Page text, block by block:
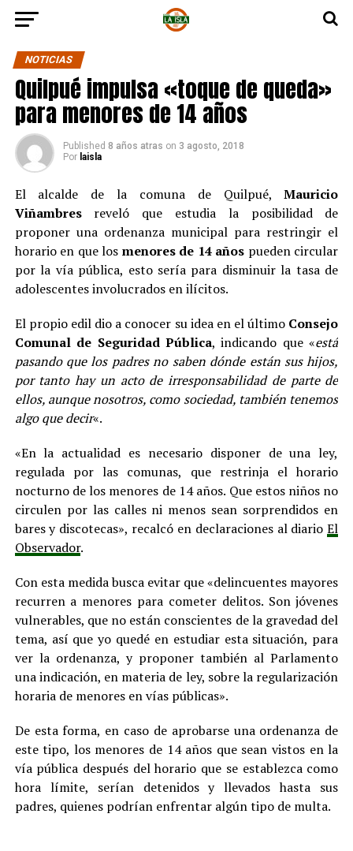
NOTICIAS
Quilpué impulsa «toque de queda»
para menores de 14 años
Published 8 años atras on 3 agosto, 2018
Por laisla
El alcalde de la comuna de Quilpué,Mauricio
Viñambresreveló que estudia la posibilidad de
proponer una ordenanza municipal para restringir el
horario en que los menores de 14 años pueden circular
por la vía pública, esto sería para disminuir la tasa de
adolescentes involucrados en ilícitos.
El propio edil dio a conocer su idea en el último Consejo
Comunal de Seguridad Pública, indicando que «está
pasando que los padres no saben dónde están sus hijos,
por tanto hay un acto de irresponsabilidad de parte de
ellos, aunque nosotros, como sociedad, también tenemos
algo que decir«.
«En la actualidad es necesario disponer de una ley,
regulada por las comunas, que restrinja el horario
nocturno de los menores de 14 años. Que estos niños no
circulen por las calles ni menos sean sorprendidos en
bares y discotecas», recalcó en declaraciones al diarioEl
Observador.
Con esta medida busca evitar que «delincuentes mayores
recurren a menores para cometer delitos. Son jóvenes
vulnerables, que no están conscientes de la gravedad del
tema, así que yo quedé en estudiar esta situación, para
ver la ordenanza, y proponer también al Parlamento
una indicación, en materia de ley, sobre la regularización
horaria de menores en vías públicas».
De esta forma, en caso de aprobarse una ordenanza de
este tipo, los menores de 14 años que sean vistos en la
vía pública después del horario que se establezca como
hora límite, serían detenidos y llevados hasta sus
padres, quienes podrían enfrentar algún tipo de multa.